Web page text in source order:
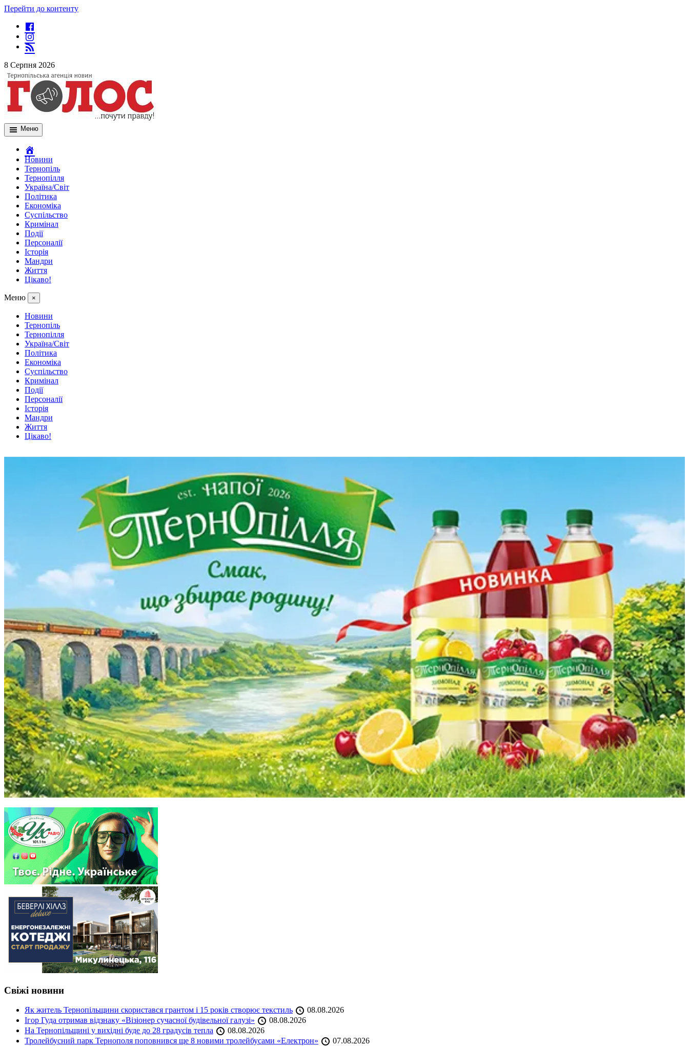
Перейти до контенту
8 Серпня 2026
Меню
Новини
Тернопіль
Тернопілля
Україна/Світ
Політика
Економіка
Суспільство
Кримінал
Події
Персоналії
Історія
Мандри
Життя
Цікаво!
Меню ×
Новини
Тернопіль
Тернопілля
Україна/Світ
Політика
Економіка
Суспільство
Кримінал
Події
Персоналії
Історія
Мандри
Життя
Цікаво!
Свіжі новини
Як житель Тернопільщини скористався грантом і 15 років створює текстиль
08.08.2026
Ігор Гуда отримав відзнаку «Візіонер сучасної будівельної галузі»
08.08.2026
На Тернопільщині у вихідні буде до 28 градусів тепла
08.08.2026
Тролейбусний парк Тернополя поповнився ще 8 новими тролейбусами «Електрон»
07.08.2026